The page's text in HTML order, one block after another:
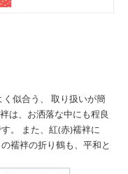
く似合う、 取り扱いが簡
は、お洒落な中にも程良
。 また、紅(赤)襦袢に
襦袢の折り鶴も、平和と